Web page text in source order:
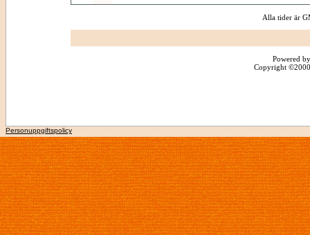
Alla tider är
Powered
Copyright
Personuppgiftspolicy